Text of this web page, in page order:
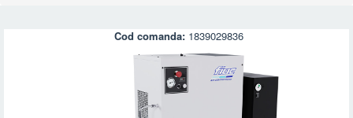
Cod comanda: 1839029836